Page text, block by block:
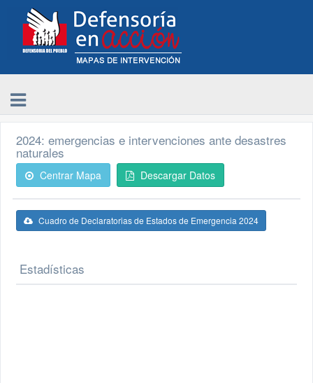
2024: emergencias e intervenciones ante desastres
naturales
Centrar Mapa Descargar Datos
Cuadro de Declaratorias de Estados de Emergencia 2024
Estadísticas